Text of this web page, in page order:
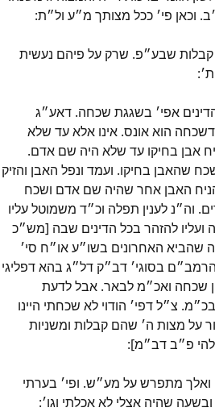
וכאן פי׳ ככל מצותך מ״ע ול״ת:
קבלות שבע״פ. שרק על פיהם נעשית
אפי׳ בשגגת שכחה. דאע״ג
הוא אונס. אינו אלא עד שלא
אבן בחיקו עד שלא היה שם אדם.
שהאבן בחיקו. ועמד ונפל האבן והזיק
האבן אחר שהיה שם אדם ושכח
וה״נ לענין תפלה וכ״ד משמוטל עליו
ועליו להזהר בכל הדינים שבה [מש״כ
שהביא האחרונים בשו״ע או״ח סי׳
בסוגי׳ דב״ק דל״ג בהא דפליגי
שכחה ואכ״מ לבאר. אבל לדעת
צ״ל דפי׳ הודוי לא שכחתי היינו
על מצות ה׳ שהם קבלות ומשניות
פ״ב דב״מ]:
ואלך מתפרש על מע״ש. ופי׳ בערתי
שהיה אצלי לא אכלתי וגו׳: